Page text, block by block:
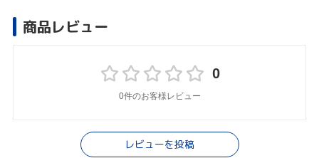
商品レビュー
0
0件のお客様レビュー
レビューを投稿